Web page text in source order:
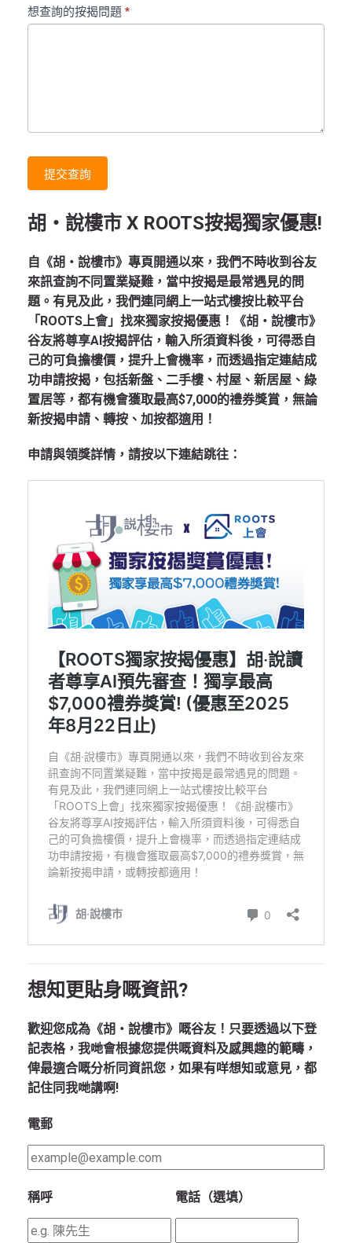
想查詢的按揭問題 *
提交查詢
胡‧說樓市 X ROOTS按揭獨家優惠!
自《胡‧說樓市》專頁開通以來，我們不時收到谷友
來訊查詢不同置業疑難，當中按揭是最常遇見的問
題。有見及此，我們連同網上一站式樓按比較平台
「ROOTS上會」找來獨家按揭優惠！《胡‧說樓市》
谷友將尊享AI按揭評估，輸入所須資料後，可得悉自
己的可負擔樓價，提升上會機率，而透過指定連結成
功申請按揭，包括新盤、二手樓、村屋、新居屋、綠
置居等，都有機會獲取最高$7,000的禮券獎賞，無論
新按揭申請、轉按、加按都適用！
申請與領獎詳情，請按以下連結跳往：
想知更貼身嘅資訊?
歡迎您成為《胡‧說樓市》嘅谷友！只要透過以下登
記表格，我哋會根據您提供嘅資料及感興趣的範疇，
俾最適合嘅分析同資訊您，如果有咩想知或意見，都
記住同我哋講啊!
電郵
稱呼 電話（選填）